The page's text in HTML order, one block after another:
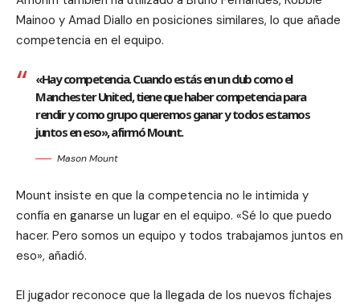
Mainoo y Amad Diallo en posiciones similares, lo que añade
competencia en el equipo.
«Hay competencia. Cuando estás en un club como el
Manchester United, tiene que haber competencia para
rendir y como grupo queremos ganar y todos estamos
juntos en eso», afirmó Mount.
Mason Mount
Mount insiste en que la competencia no le intimida y
confía en ganarse un lugar en el equipo. «Sé lo que puedo
hacer. Pero somos un equipo y todos trabajamos juntos en
eso», añadió.
El jugador reconoce que la llegada de los nuevos fichajes